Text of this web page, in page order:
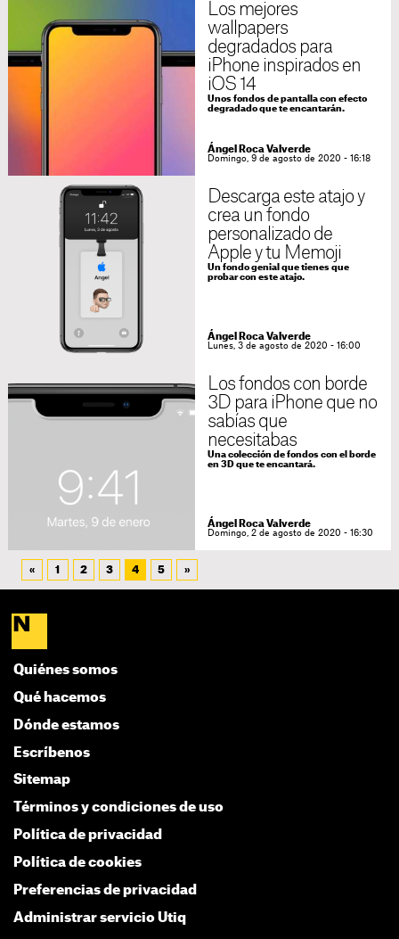
Los mejores
wallpapers
degradados para
iPhone inspirados en
iOS 14
Unos fondos de pantalla con efecto
degradado que te encantarán.
Ángel Roca Valverde
Domingo, 9 de agosto de 2020 - 16:18
Descarga este atajo y
crea un fondo
personalizado de
Apple y tu Memoji
Un fondo genial que tienes que
probar con este atajo.
Ángel Roca Valverde
Lunes, 3 de agosto de 2020 - 16:00
Los fondos con borde
3D para iPhone que no
sabías que
necesitabas
Una colección de fondos con el borde
en 3D que te encantará.
Ángel Roca Valverde
Domingo, 2 de agosto de 2020 - 16:30
« 1 2 3 4 5 »
Quiénes somos
Qué hacemos
Dónde estamos
Escríbenos
Sitemap
Términos y condiciones de uso
Política de privacidad
Política de cookies
Preferencias de privacidad
Administrar servicio Utiq